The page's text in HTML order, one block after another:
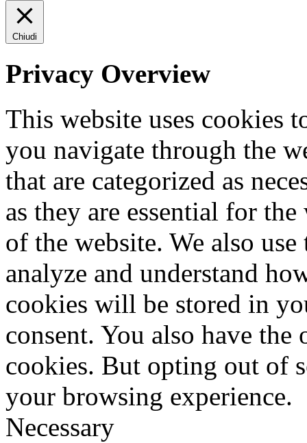
Chiudi
Privacy Overview
This website uses cookies
you navigate through the
that are categorized as
as they are essential for
of the website. We also
analyze and understand
cookies will be stored in
consent. You also have
cookies. But opting out of
your browsing experience.
Necessary